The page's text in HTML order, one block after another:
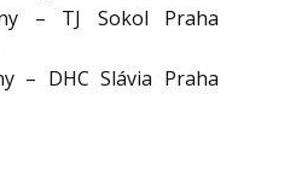
– TJ Sokol Praha
– DHC Slávia Praha